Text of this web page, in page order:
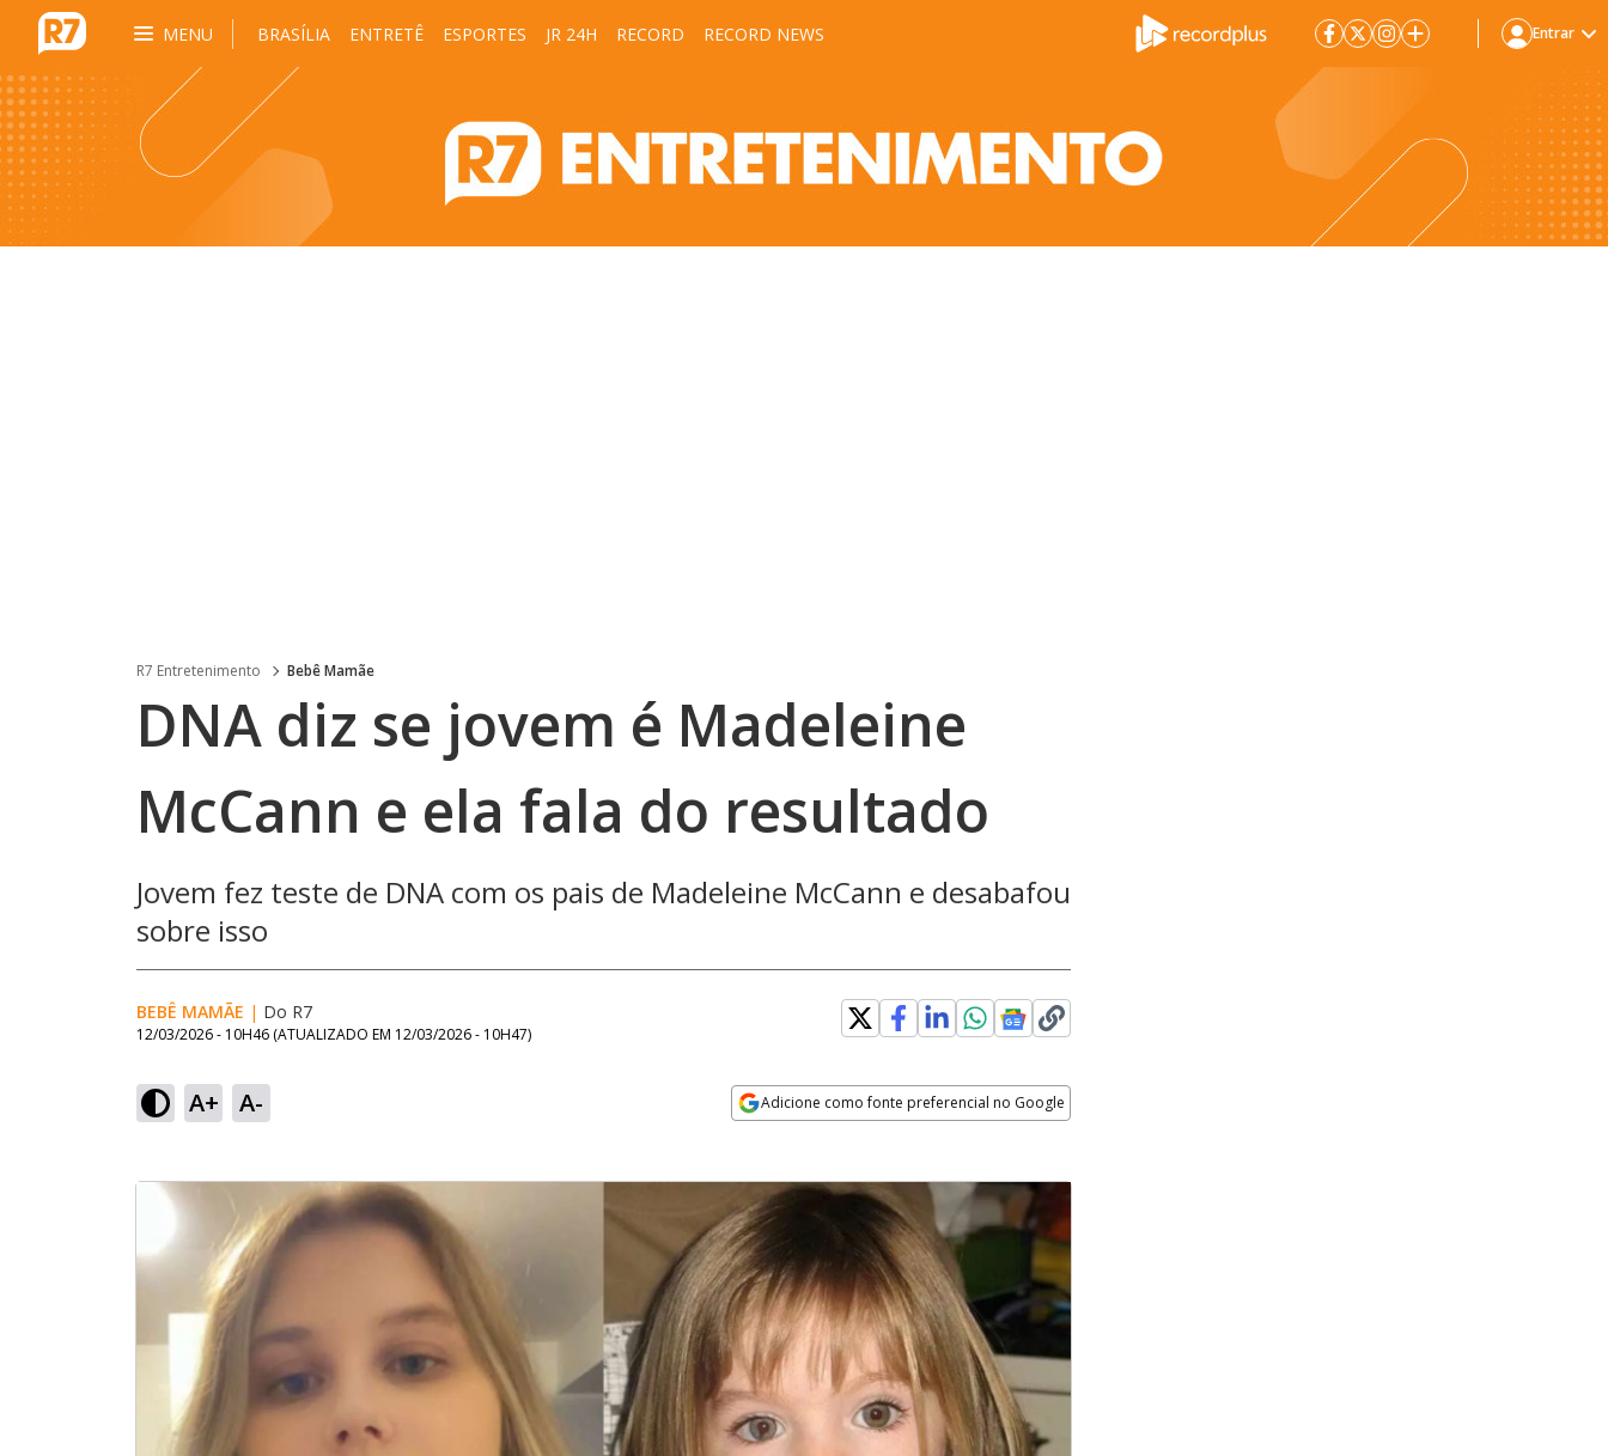
MENU BRASÍLIA ENTRETÊ ESPORTES JR 24H RECORD RECORD NEWS Entrar
R7 Entretenimento Bebê Mamãe
DNA diz se jovem é Madeleine
McCann e ela fala do resultado
Jovem fez teste de DNA com os pais de Madeleine McCann e desabafou
sobre isso
BEBÊ MAMÃE | Do R7
12/03/2026 - 10H46 (ATUALIZADO EM 12/03/2026 - 10H47)
A+ A- Adicione como fonte preferencial no Google